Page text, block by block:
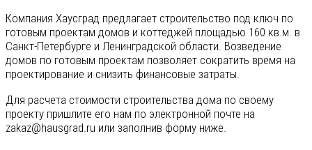
Подобрать
Компания Хаусград предлагает строительство под ключ по
готовым проектам домов и коттеджей площадью 160 кв.м. в
Санкт-Петербурге и Ленинградской области. Возведение
домов по готовым проектам позволяет сократить время на
проектирование и снизить финансовые затраты.
Для расчета стоимости строительства дома по своему
проекту пришлите его нам по электронной почте на
zakaz@hausgrad.ru или заполнив форму ниже.